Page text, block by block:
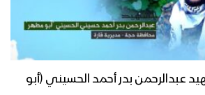
عبدالرحمن بدر أحمد الحسيني (أبو